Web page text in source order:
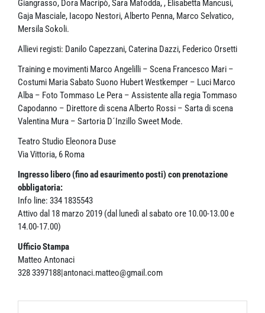
Giangrasso, Dora Macripò, Sara Mafodda, , Elisabetta Mancusi,
Gaja Masciale, Iacopo Nestori, Alberto Penna, Marco Selvatico,
Mersila Sokoli.
Allievi registi: Danilo Capezzani, Caterina Dazzi, Federico Orsetti
Training e movimenti Marco Angelilli – Scena Francesco Mari –
Costumi Maria Sabato Suono Hubert Westkemper – Luci Marco
Alba – Foto Tommaso Le Pera – Assistente alla regia Tommaso
Capodanno – Direttore di scena Alberto Rossi – Sarta di scena
Valentina Mura – Sartoria D´Inzillo Sweet Mode.
Teatro Studio Eleonora Duse
Via Vittoria, 6 Roma
Ingresso libero (fino ad esaurimento posti) con prenotazione
obbligatoria:
Info line: 334 1835543
Attivo dal 18 marzo 2019 (dal lunedì al sabato ore 10.00-13.00 e
14.00-17.00)
Ufficio Stampa
Matteo Antonaci
328 3397188|antonaci.matteo@gmail.com